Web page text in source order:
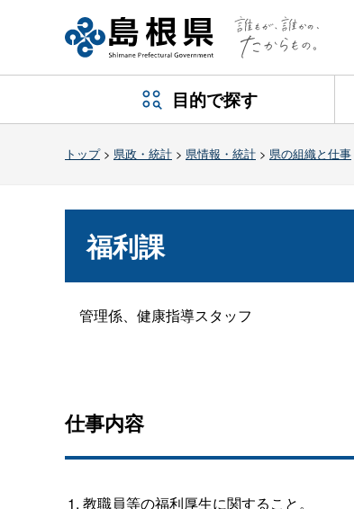
目的で探す
トップ> 県政・統計 > 県情報・統計 > 県の組織と仕事
福利課
管理係、健康指導スタッフ
仕事内容
教職員等の福利厚生に関すること。